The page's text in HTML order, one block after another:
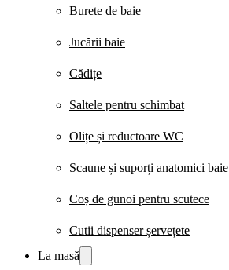
Burete de baie
Jucării baie
Cădițe
Saltele pentru schimbat
Olițe și reductoare WC
Scaune și suporți anatomici baie
Coș de gunoi pentru scutece
Cutii dispenser șervețete
La masă